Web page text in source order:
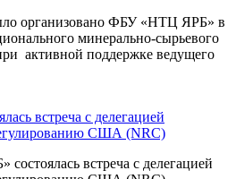
организовано ФБУ «НТЦ ЯРБ» в
минерально-сырьевого
активной поддержке ведущего
встреча с делегацией
США (NRC)
встреча с делегацией